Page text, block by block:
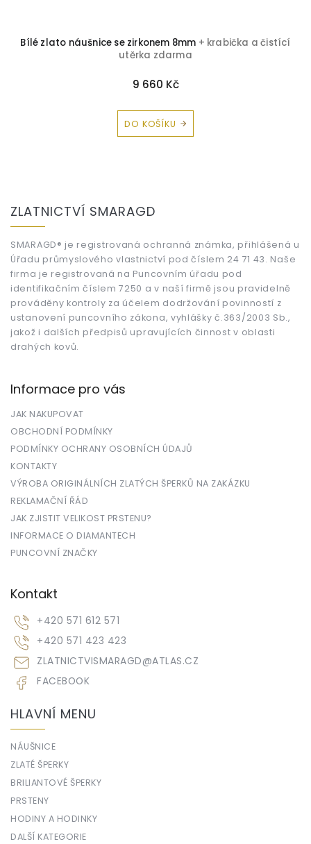
Bílé zlato náušnice se zirkonem 8mm + krabička a čistící
utěrka zdarma
9 660 Kč
DO KOŠÍKU
ZLATNICTVÍ SMARAGD
SMARAGD® je registrovaná ochranná známka, přihlášená u
Úřadu průmyslového vlastnictví pod číslem 24 71 43. Naše
firma je registrovaná na Puncovním úřadu pod
identifikačním číslem 7250 a v naší firmě jsou pravidelně
prováděny kontroly za účelem dodržování povinností z
ustanovení puncovního zákona, vyhlášky č.363/2003 Sb.,
jakož i dalších předpisů upravujících činnost v oblasti
drahých kovů.
Informace pro vás
JAK NAKUPOVAT
OBCHODNÍ PODMÍNKY
PODMÍNKY OCHRANY OSOBNÍCH ÚDAJŮ
KONTAKTY
VÝROBA ORIGINÁLNÍCH ZLATÝCH ŠPERKŮ NA ZAKÁZKU
REKLAMAČNÍ ŘÁD
JAK ZJISTIT VELIKOST PRSTENU?
INFORMACE O DIAMANTECH
PUNCOVNÍ ZNAČKY
Kontakt
ZLATNICTVISMARAGD@ATLAS.CZ
+420 571 612 571
+420 571 423 423
FACEBOOK
HLAVNÍ MENU
NÁUŠNICE
ZLATÉ ŠPERKY
BRILIANTOVÉ ŠPERKY
PRSTENY
HODINY A HODINKY
DALŠÍ KATEGORIE